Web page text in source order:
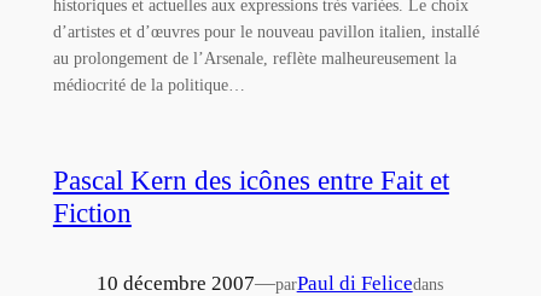
historiques et actuelles aux expressions très variées. Le choix
d’artistes et d’œuvres pour le nouveau pavillon italien, installé
au prolongement de l’Arsenale, reflète malheureusement la
médiocrité de la politique…
Pascal Kern des icônes entre Fait et
Fiction
10 décembre 2007—parPaul di Felicedans